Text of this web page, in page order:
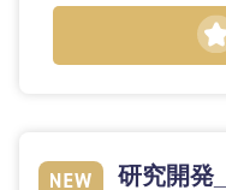
千葉県
研究開発